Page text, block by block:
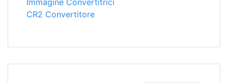
CR2 Convertitore